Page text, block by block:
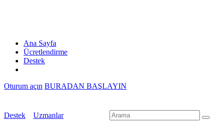
Ana Sayfa
Ücretlendirme
Destek
Oturum açın BURADAN BAŞLAYIN
Destek Uzmanlar